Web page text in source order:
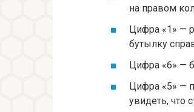
на правом
Цифра «1» —
бутылку
Цифра «6» —
Цифра «5» —
увидеть, что